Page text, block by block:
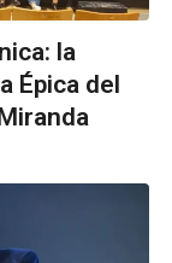
la
Épica del